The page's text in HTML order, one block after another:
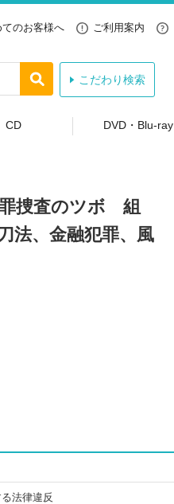
てのお客様へ ご利用案内
こだわり検索
CD DVD・Blu-ray
捜査のツボ 組
法、金融犯罪、風
法律違反